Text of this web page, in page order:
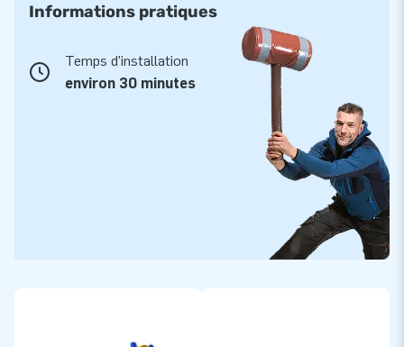
Informations pratiques
Temps d'installation
environ 30 minutes